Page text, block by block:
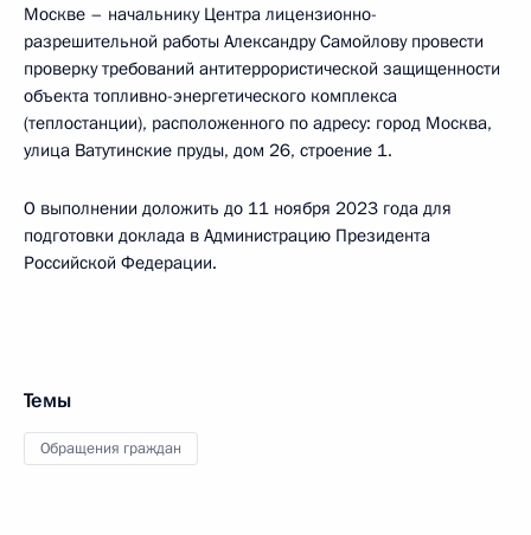
Москве – начальнику Центра лицензионно-
разрешительной работы Александру Самойлову провести
проверку требований антитеррористической защищенности
объекта топливно-энергетического комплекса
(теплостанции), расположенного по адресу: город Москва,
улица Ватутинские пруды, дом 26, строение 1.
О выполнении доложить до 11 ноября 2023 года для
подготовки доклада в Администрацию Президента
Российской Федерации.
Темы
Обращения граждан